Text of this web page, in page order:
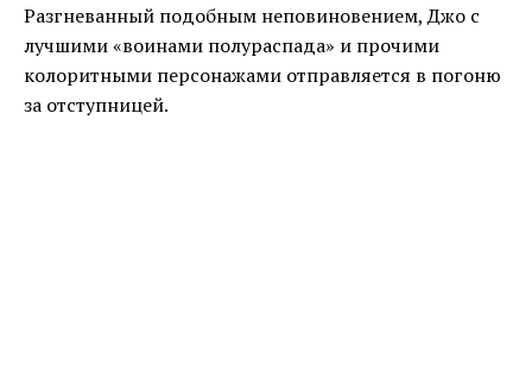
Разгневанный подобным неповиновением, Джо с
лучшими «воинами полураспада» и прочими
колоритными персонажами отправляется в погоню
за отступницей.